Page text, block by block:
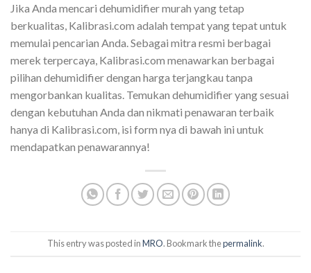
Jika Anda mencari dehumidifier murah yang tetap
berkualitas, Kalibrasi.com adalah tempat yang tepat untuk
memulai pencarian Anda. Sebagai mitra resmi berbagai
merek terpercaya, Kalibrasi.com menawarkan berbagai
pilihan dehumidifier dengan harga terjangkau tanpa
mengorbankan kualitas. Temukan dehumidifier yang sesuai
dengan kebutuhan Anda dan nikmati penawaran terbaik
hanya di Kalibrasi.com, isi form nya di bawah ini untuk
mendapatkan penawarannya!
This entry was posted inMRO. Bookmark thepermalink.